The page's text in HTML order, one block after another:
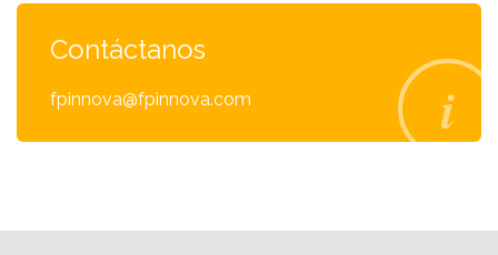
Contáctanos
fpinnova@fpinnova.com